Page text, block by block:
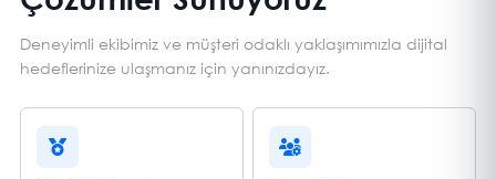
Deneyimli ekibimiz ve müşteri odaklı yaklaşımımızla dijital
hedeflerinize ulaşmanız için yanınızdayız.